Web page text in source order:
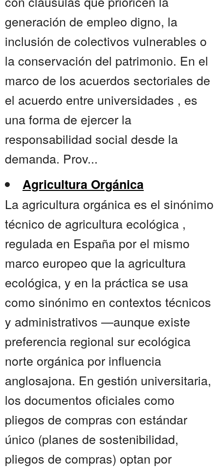
generación de empleo digno, la
inclusión de colectivos vulnerables o
la conservación del patrimonio. En el
marco de los acuerdos sectoriales de
el acuerdo entre universidades , es
una forma de ejercer la
responsabilidad social desde la
demanda. Prov...
Agricultura Orgánica
La agricultura orgánica es el sinónimo
técnico de agricultura ecológica ,
regulada en España por el mismo
marco europeo que la agricultura
ecológica, y en la práctica se usa
como sinónimo en contextos técnicos
y administrativos —aunque existe
preferencia regional sur ecológica
norte orgánica por influencia
anglosajona. En gestión universitaria,
los documentos oficiales como
pliegos de compras con estándar
único (planes de sostenibilidad,
pliegos de compras) optan por